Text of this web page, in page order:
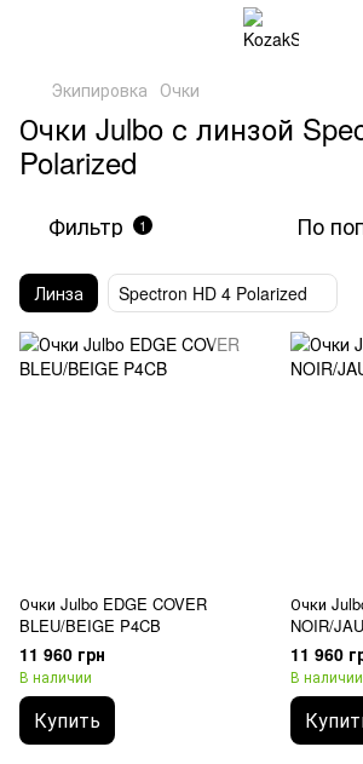
Экипировка Очки
Очки Julbo с линзой
Polarized
Фильтр 1 По
Линза Spectron HD 4 Polarized
Очки Julbo EDGE COVER
BLEU/BEIGE P4CB
11 960 грн
В наличии
Купить
Очки
NOIR/
11 960
В наличии